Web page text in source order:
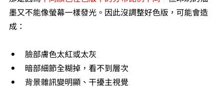
墨又不能像螢幕一樣發光。因此沒調整好色版，可能會造
成：
臉部膚色太紅或太灰
暗部細節全糊掉，看不到層次
背景雜訊變明顯、干擾主視覺